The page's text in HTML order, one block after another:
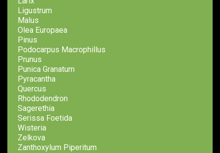
Ligustrum
Malus
Olea Europaea
Pinus
Podocarpus Macrophillus
Prunus
Punica Granatum
Pyracantha
Quercus
Rhododendron
Sagerethia
Serissa Foetida
Wisteria
Zelkova
Zanthoxylum Piperitum